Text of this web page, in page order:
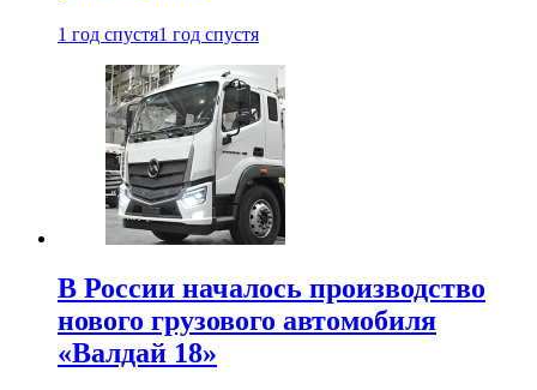
1 год спустя1 год спустя
В России началось производство
нового грузового автомобиля
«Валдай 18»